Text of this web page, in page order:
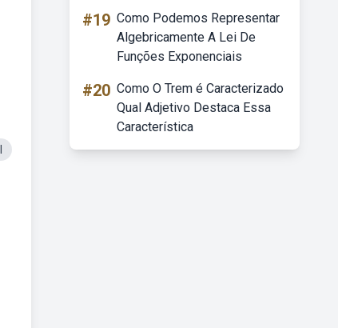
#19 Como Podemos Representar
Algebricamente A Lei De
Funções Exponenciais
#20 Como O Trem é Caracterizado
Qual Adjetivo Destaca Essa
Característica